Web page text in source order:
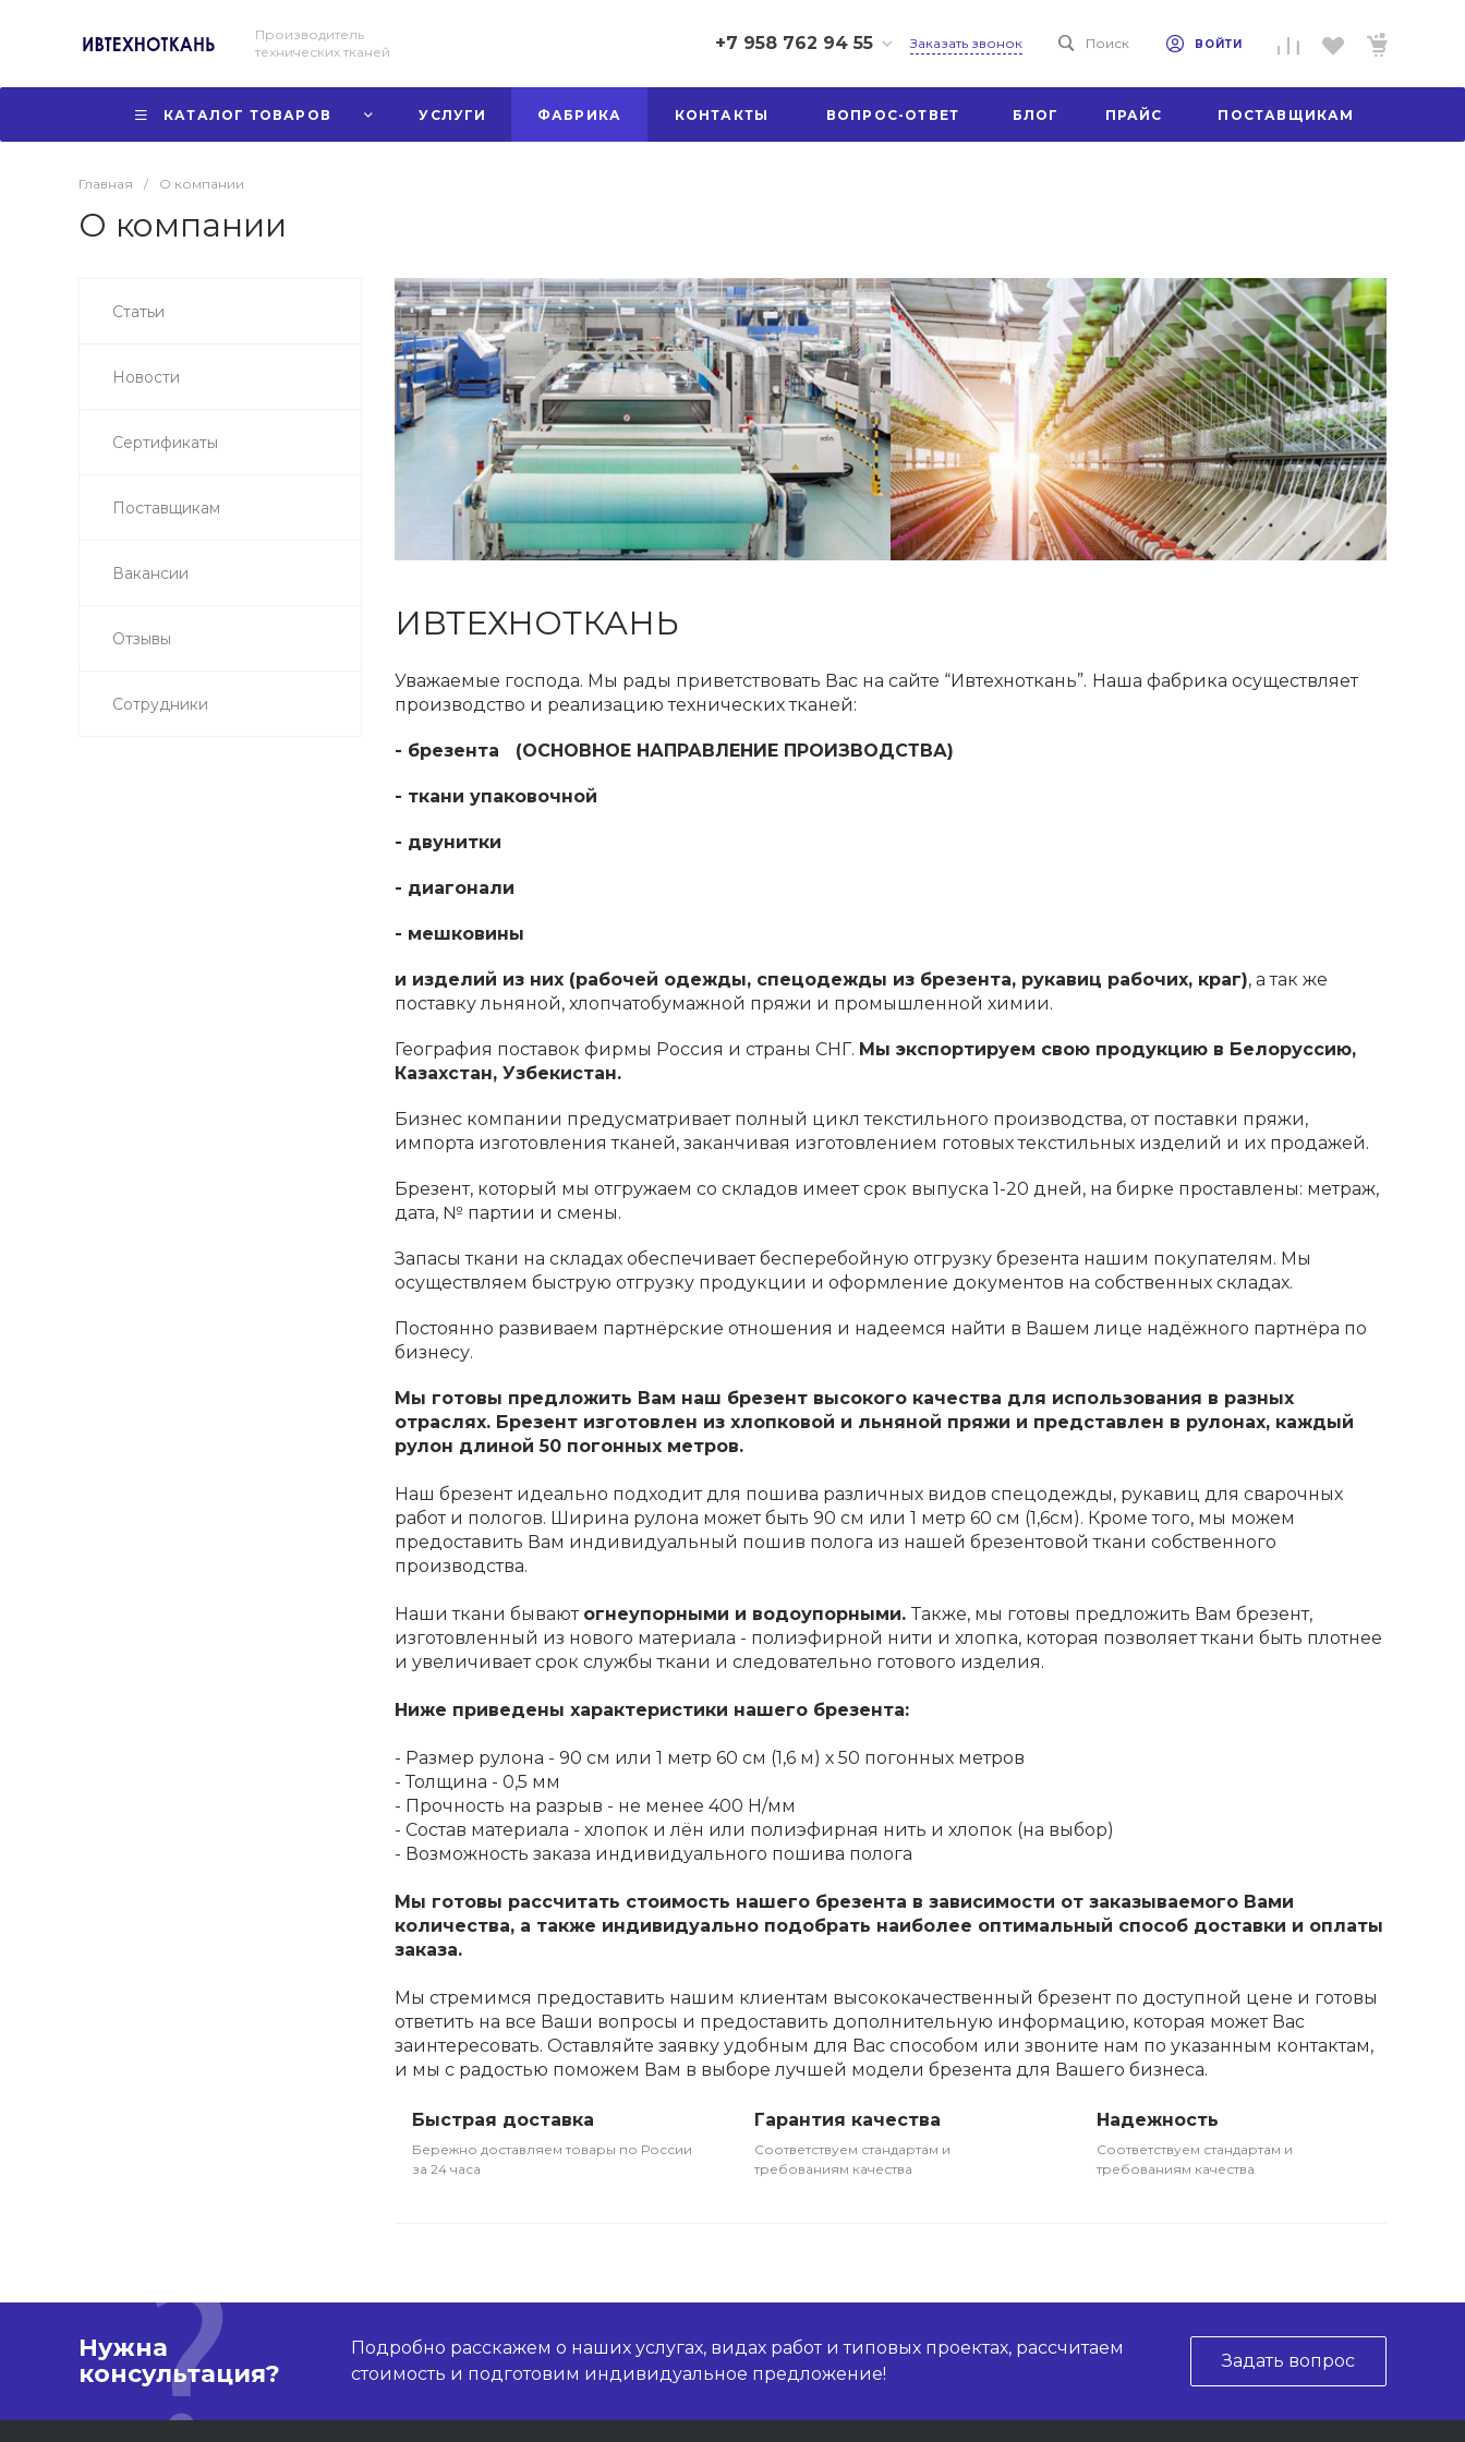
Производитель
технических тканей
+7 958 762 94 55
г. Иваново, ул.
Заказать звонок Поиск ВОЙТИ
КАТАЛОГ ТОВАРОВ УСЛУГИ ФАБРИКА КОНТАКТЫ ВОПРОС-ОТВЕТ БЛОГ ПРАЙС ПОСТАВЩИКАМ
Главная / О компании
О компании
Статьи
Новости
Сертификаты
Поставщикам
Вакансии
Отзывы
Сотрудники
ИВТЕХНОТКАНЬ
Уважаемые господа. Мы рады приветствовать Вас на сайте “Ивтехноткань”. Наша фабрика осуществляет
производство и реализацию технических тканей:
- брезента (ОСНОВНОЕ НАПРАВЛЕНИЕ ПРОИЗВОДСТВА)
- ткани упаковочной
- двунитки
- диагонали
- мешковины
и изделий из них (рабочей одежды, спецодежды из брезента, рукавиц рабочих, краг), а так же
поставку льняной, хлопчатобумажной пряжи и промышленной химии.
География поставок фирмы Россия и страны СНГ. Мы экспортируем свою продукцию в Белоруссию,
Казахстан, Узбекистан.
Бизнес компании предусматривает полный цикл текстильного производства, от поставки пряжи,
импорта изготовления тканей, заканчивая изготовлением готовых текстильных изделий и их продажей.
Брезент, который мы отгружаем со складов имеет срок выпуска 1-20 дней, на бирке проставлены: метраж,
дата, № партии и смены.
Запасы ткани на складах обеспечивает бесперебойную отгрузку брезента нашим покупателям. Мы
осуществляем быструю отгрузку продукции и оформление документов на собственных складах.
Постоянно развиваем партнёрские отношения и надеемся найти в Вашем лице надёжного партнёра по
бизнесу.
Мы готовы предложить Вам наш брезент высокого качества для использования в разных
отраслях. Брезент изготовлен из хлопковой и льняной пряжи и представлен в рулонах, каждый
рулон длиной 50 погонных метров.
Наш брезент идеально подходит для пошива различных видов спецодежды, рукавиц для сварочных
работ и пологов. Ширина рулона может быть 90 см или 1 метр 60 см (1,6см). Кроме того, мы можем
предоставить Вам индивидуальный пошив полога из нашей брезентовой ткани собственного
производства.
Наши ткани бывают огнеупорными и водоупорными. Также, мы готовы предложить Вам брезент,
изготовленный из нового материала - полиэфирной нити и хлопка, которая позволяет ткани быть плотнее
и увеличивает срок службы ткани и следовательно готового изделия.
Ниже приведены характеристики нашего брезента:
- Размер рулона - 90 см или 1 метр 60 см (1,6 м) х 50 погонных метров
- Толщина - 0,5 мм
- Прочность на разрыв - не менее 400 Н/мм
- Состав материала - хлопок и лён или полиэфирная нить и хлопок (на выбор)
- Возможность заказа индивидуального пошива полога
Мы готовы рассчитать стоимость нашего брезента в зависимости от заказываемого Вами
количества, а также индивидуально подобрать наиболее оптимальный способ доставки и оплаты
заказа.
Мы стремимся предоставить нашим клиентам высококачественный брезент по доступной цене и готовы
ответить на все Ваши вопросы и предоставить дополнительную информацию, которая может Вас
заинтересовать. Оставляйте заявку удобным для Вас способом или звоните нам по указанным контактам,
и мы с радостью поможем Вам в выборе лучшей модели брезента для Вашего бизнеса.
Быстрая доставка
Бережно доставляем товары по России
за 24 часа
Гарантия качества
Соответствуем стандартам и
требованиям качества
Надежность
Соответствуем стандартам и
требованиям качества
Нужна
консультация?
Подробно расскажем о наших услугах, видах работ и типовых проектах, рассчитаем
стоимость и подготовим индивидуальное предложение!
Задать вопрос